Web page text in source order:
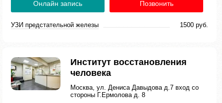
Онлайн запись Позвонить
УЗИ предстательной железы 1500 руб.
Институт восстановления
человека
Москва, ул. Дениса Давыдова д.7 вход со
стороны Г.Ермолова д. 8